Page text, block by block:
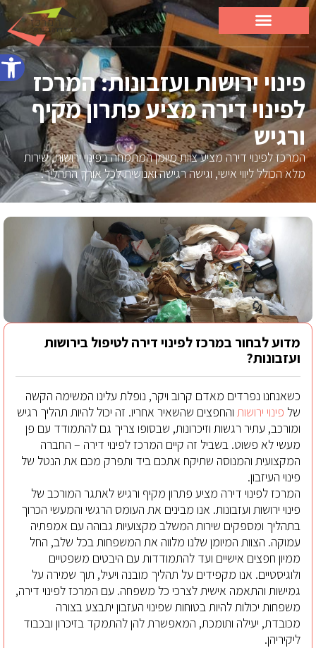
פתח
פינוי ירושות ועזבונות: המרכז
לפינוי דירה מציע פתרון מקיף
ורגיש
המרכז לפינוי דירה מציע צוות מיומן המתמחה בפינוי ירושות, שירות
מלא הכולל ליווי אישי, וגישה רגישה ואנושית לכל אורך התהליך.
מדוע לבחור במרכז לפינוי דירה לטיפול בירושות
ועזבונות?
כשאנחנו נפרדים מאדם קרוב ויקר, נופלת עלינו המשימה הקשה
של פינוי ירושות והחפצים שהשאיר אחריו. זה יכול להיות תהליך רגיש
ומורכב, עתיר רגשות וזיכרונות, שבסופו צריך גם להתמודד עם פן
מעשי לא פשוט. בשביל זה קיים המרכז לפינוי דירה – החברה
המקצועית והמנוסה שתיקח אתכם ביד ותפרק מכם את הנטל של
פינוי העיזבון.
המרכז לפינוי דירה מציע פתרון מקיף ורגיש לאתגר המורכב של
פינוי ירושות ועזבונות. אנו מבינים את העומס הרגשי והמעשי הכרוך
בתהליך ומספקים שירות המשלב מקצועיות גבוהה עם אמפתיה
עמוקה. הצוות המיומן שלנו מלווה את המשפחות בכל שלב, החל
ממיון חפצים אישיים ועד להתמודדות עם היבטים משפטיים
ולוגיסטיים. אנו מקפידים על תהליך מובנה ויעיל, תוך שמירה על
גמישות והתאמה אישית לצרכי כל משפחה. עם המרכז לפינוי דירה,
משפחות יכולות להיות בטוחות שפינוי העזבון יתבצע בצורה
מכובדת, יעילה ותומכת, המאפשרת להן להתמקד בזיכרון ובכבוד
ליקיריהן.